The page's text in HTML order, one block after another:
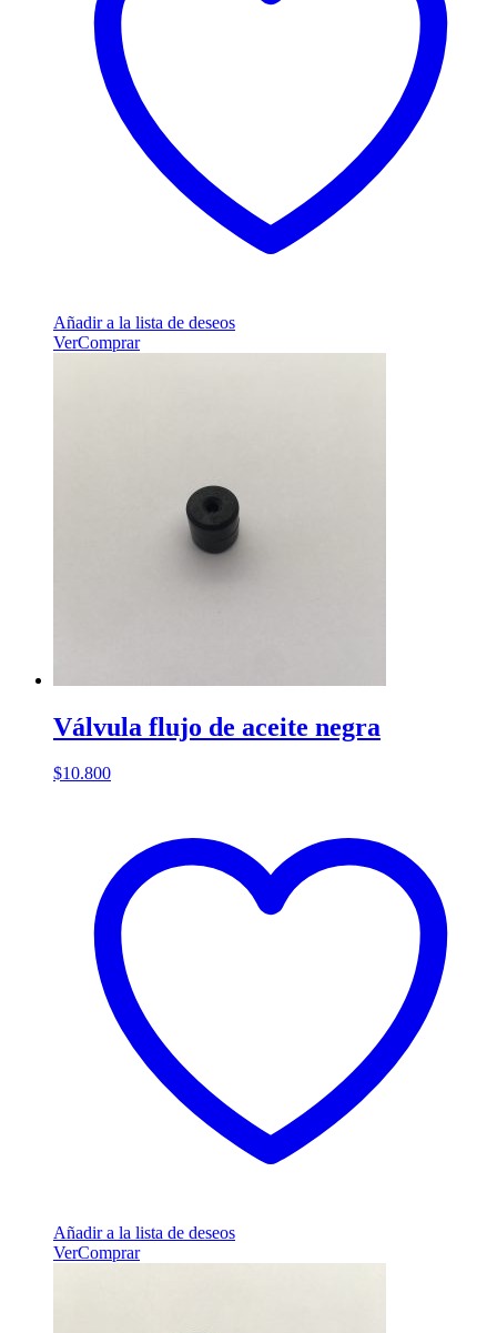
Añadir a la lista de deseos
VerComprar
Válvula flujo de aceite negra
$10.800
Añadir a la lista de deseos
VerComprar